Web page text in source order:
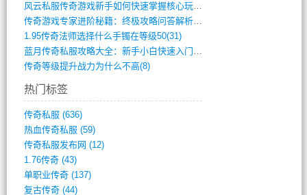
风云私服传奇游戏新手如何快速掌握核心玩法(616)
传奇游戏专家进阶秘籍：终极攻略问答解析(848)
1.95传奇法师选择什么手镯在等级50(31)
蓝月传奇私服攻略大全：新手小白快速入门指(386)
传奇等级提升战力为什么不高(8)
热门标签
传奇私服 (636)
热血传奇私服 (59)
传奇私服发布网 (12)
1.76传奇(43)
单职业传奇(137)
复古传奇(44)